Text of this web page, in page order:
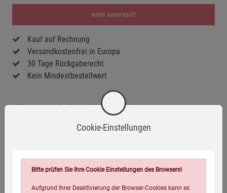
leider ausverkauft
Kauf auf Rechnung
Versandkostenfrei in Europa
30 Tage Rückgaberecht
Kein Mindestbestellwert
Mängelartikel - Cover leicht beschädigt
Praktischer Langplaner mit hübschen Garten-Motiven und
Herstellerinformationen
Cookie-Einstellungen
Bitte prüfen Sie Ihre Cookie Einstellungen des Browsers!
Aufgrund Ihrer Deaktivierung der Browser-Cookies kann es